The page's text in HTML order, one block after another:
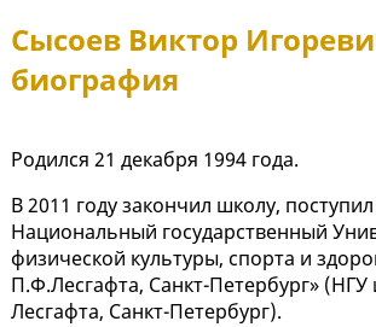
Сысоев Виктор
биография
Родился 21 декабря 1994 года.
В 2011 году закончил школу,
Национальный государственный
физической культуры, спорта и
П.Ф.Лесгафта, Санкт-Петербург»
Лесгафта, Санкт-Петербург).